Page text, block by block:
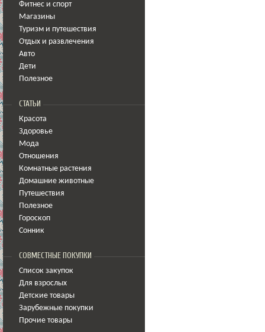
Фитнес и спорт
Магазины
Туризм и путешествия
Отдых и развлечения
Авто
Дети
Полезное
СТАТЬИ
Красота
Здоровье
Мода
Отношения
Комнатные растения
Домашние животные
Путешествия
Полезное
Гороскоп
Сонник
СОВМЕСТНЫЕ ПОКУПКИ
Список закупок
Для взрослых
Детские товары
Зарубежные покупки
Прочие товары